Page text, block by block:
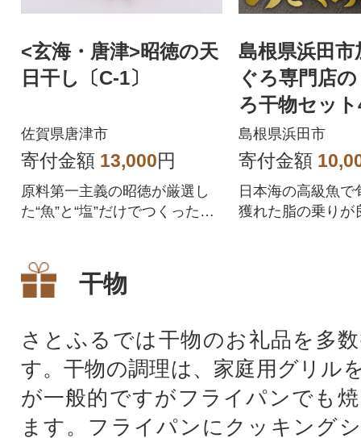
<玄海・唐津>昭徳の天
日干し〔C-1〕
佐賀県唐津市
寄付金額 13,000円
原料第一主義の昭徳が厳選し
た“魚”と“塩”だけでつくった昔
島根県浜田市
ぐろ専門店
ろ干物セッ
400g以上 1
装 焼き方付
島根県浜田市
寄付金額
日本海の高級魚で
獲れた脂の乗りが
干物
さとふるでは干物のお礼品を多
す。干物の調理は、家庭用グリル
が一般的ですがフライパンでも
ます。フライパンにクッキング